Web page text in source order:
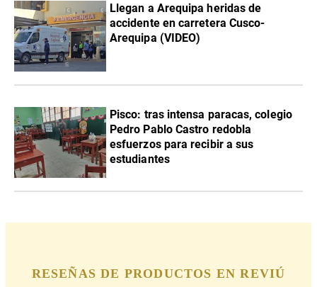
Llegan a Arequipa heridas de
accidente en carretera Cusco-
Arequipa (VIDEO)
Pisco: tras intensa paracas, colegio
Pedro Pablo Castro redobla
esfuerzos para recibir a sus
estudiantes